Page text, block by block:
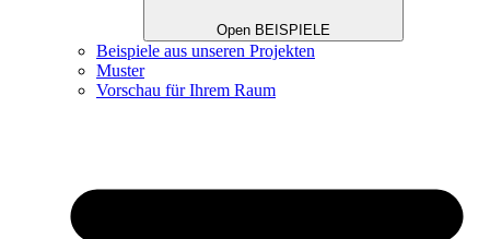
Open BEISPIELE
Beispiele aus unseren Projekten
Muster
Vorschau für Ihrem Raum